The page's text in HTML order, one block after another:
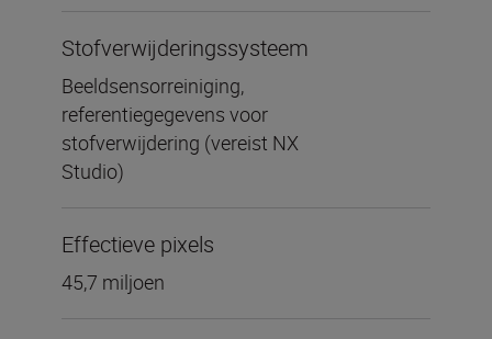
Stofverwijderingssysteem
Beeldsensorreiniging,
referentiegegevens voor
stofverwijdering (vereist NX
Studio)
Effectieve pixels
45,7 miljoen